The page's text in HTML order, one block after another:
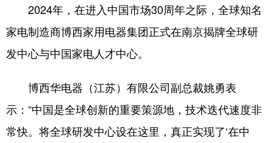
2024年，在进入中国市场30周年之际，全球知名
家电制造商博西家用电器集团正式在南京揭牌全球研
发中心与中国家电人才中心。
博西华电器（江苏）有限公司副总裁姚勇表
示：“中国是全球创新的重要策源地，技术迭代速度非
常快。将全球研发中心设在这里，真正实现了‘在中